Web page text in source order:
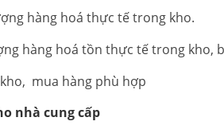
hàng hoá thực tế trong kho.
hàng hoá tồn thực tế trong kho,
mua hàng phù hợp
nhà cung cấp